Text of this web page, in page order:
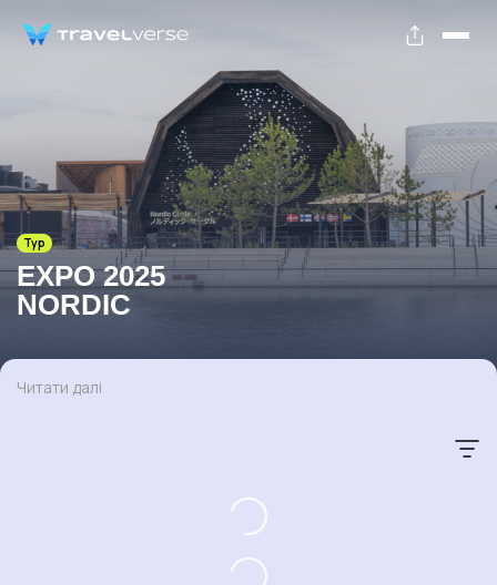
Тур
EXPO 2025
NORDIC
Читати далі